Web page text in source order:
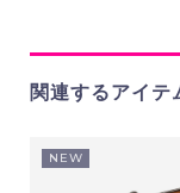
関連するアイ
NEW